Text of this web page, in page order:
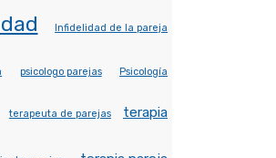
Infidelidad de la pareja
psicologo parejas Psicología
terapeuta de parejas terapia